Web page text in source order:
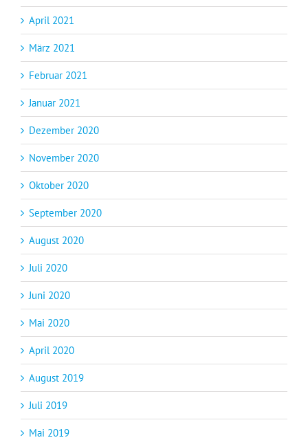
April 2021
März 2021
Februar 2021
Januar 2021
Dezember 2020
November 2020
Oktober 2020
September 2020
August 2020
Juli 2020
Juni 2020
Mai 2020
April 2020
August 2019
Juli 2019
Mai 2019